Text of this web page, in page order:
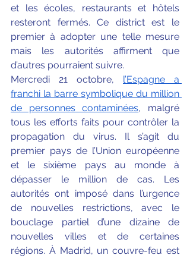
et les écoles, restaurants et hôtels
resteront fermés. Ce district est le
premier à adopter une telle mesure
mais les autorités affirment que
d’autres pourraient suivre.
Mercredi 21 octobre,
l’Espagne a
franchi la barre symbolique du million
de personnes contaminées, malgré
tous les efforts faits pour contrôler la
propagation du virus. Il s’agit du
premier pays de l’Union européenne
et le sixième pays au monde à
dépasser le million de cas. Les
autorités ont imposé dans l’urgence
de nouvelles restrictions, avec le
bouclage partiel d’une dizaine de
nouvelles villes et de certaines
régions. À Madrid, un couvre-feu est